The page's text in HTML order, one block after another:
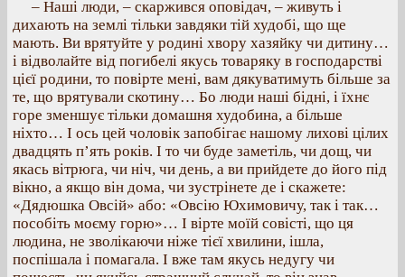
– Наші люди, – скаржився оповідач, – живуть і
дихають на землі тільки завдяки тій худобі, що ще
мають. Ви врятуйте у родині хвору хазяйку чи дитину…
і відволайте від погибелі якусь товаряку в господарстві
цієї родини, то повірте мені, вам дякуватимуть більше за
те, що врятували скотину… Бо люди наші бідні, і їхнє
горе зменшує тільки домашня худобина, а більше
ніхто… І ось цей чоловік запобігає нашому лихові цілих
двадцять п’ять років. І то чи буде заметіль, чи дощ, чи
якась вітрюга, чи ніч, чи день, а ви прийдете до його під
вікно, а якщо він дома, чи зустрінете де і скажете:
«Дядюшка Овсій» або: «Овсію Юхимовичу, так і так…
пособіть моєму горю»… І вірте моїй совісті, що ця
людина, не зволікаючи ніже тієї хвилини, ішла,
поспішала і помагала. І вже там якусь недугу чи